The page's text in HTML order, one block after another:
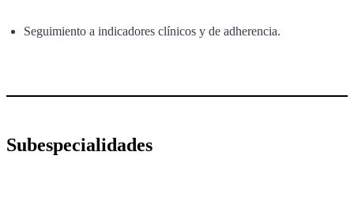
Seguimiento a indicadores clínicos y de adherencia.
Subespecialidades